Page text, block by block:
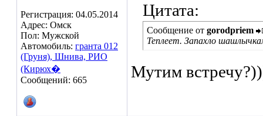
Регистрация: 04.05.2014
Адрес: Омск
Пол: Мужской
Автомобиль: гранта 012
(Груня), Шнива, РИО
(Кирюх�
Сообщений: 665
Цитата:
Сообщение от gorodpriem
Теплеет. Запахло
Мутим